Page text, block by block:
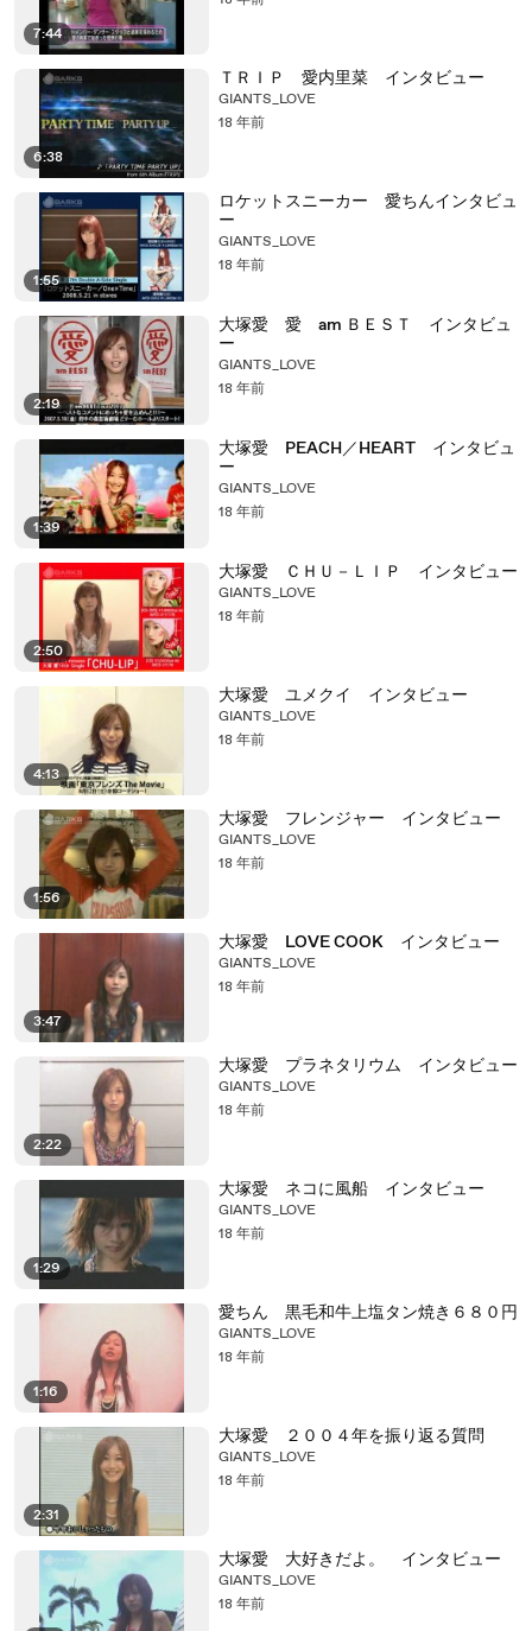
7:44
6:38
ＴＲＩＰ 愛内里菜 インタビュー
GIANTS_LOVE
18 年前
1:55
ロケットスニーカー 愛ちんインタビュ
ー
GIANTS_LOVE
18 年前
2:19
大塚愛 愛 am ＢＥＳＴ インタビュ
ー
GIANTS_LOVE
18 年前
1:39
大塚愛 PEACH／HEART インタビュ
ー
GIANTS_LOVE
18 年前
2:50
大塚愛 ＣＨＵ－ＬＩＰ インタビュー
GIANTS_LOVE
18 年前
4:13
大塚愛 ユメクイ インタビュー
GIANTS_LOVE
18 年前
1:56
大塚愛 フレンジャー インタビュー
GIANTS_LOVE
18 年前
3:47
大塚愛 LOVE COOK インタビュー
GIANTS_LOVE
18 年前
2:22
大塚愛 プラネタリウム インタビュー
GIANTS_LOVE
18 年前
1:29
大塚愛 ネコに風船 インタビュー
GIANTS_LOVE
18 年前
1:16
愛ちん 黒毛和牛上塩タン焼き６８０円
GIANTS_LOVE
18 年前
2:31
大塚愛 ２００４年を振り返る質問
GIANTS_LOVE
18 年前
大塚愛 大好きだよ。 インタビュー
GIANTS_LOVE
18 年前